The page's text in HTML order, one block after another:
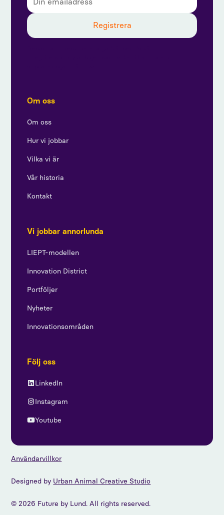
Om oss
Om oss
Hur vi jobbar
Vilka vi är
Vår historia
Kontakt
Vi jobbar annorlunda
LIEPT-modellen
Innovation District
Portföljer
Nyheter
Innovationsområden
Följ oss
LinkedIn
Instagram
Youtube
© 2026 Future by Lund. All rights reserved.
Designed by Urban Animal Creative Studio
Användarvillkor